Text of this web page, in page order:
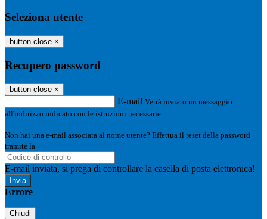
Seleziona utente
button close ×
Recupero password
button close ×
E-mail Verrà inviato un messaggio
all'indirizzo indicato con le istruzioni necessarie.
Non hai una e-mail associata al nome utente? Effettua il reset della password
tramite la
E-mail inviata, si prega di controllare la casella di posta elettronica!
Errore
Chiudi